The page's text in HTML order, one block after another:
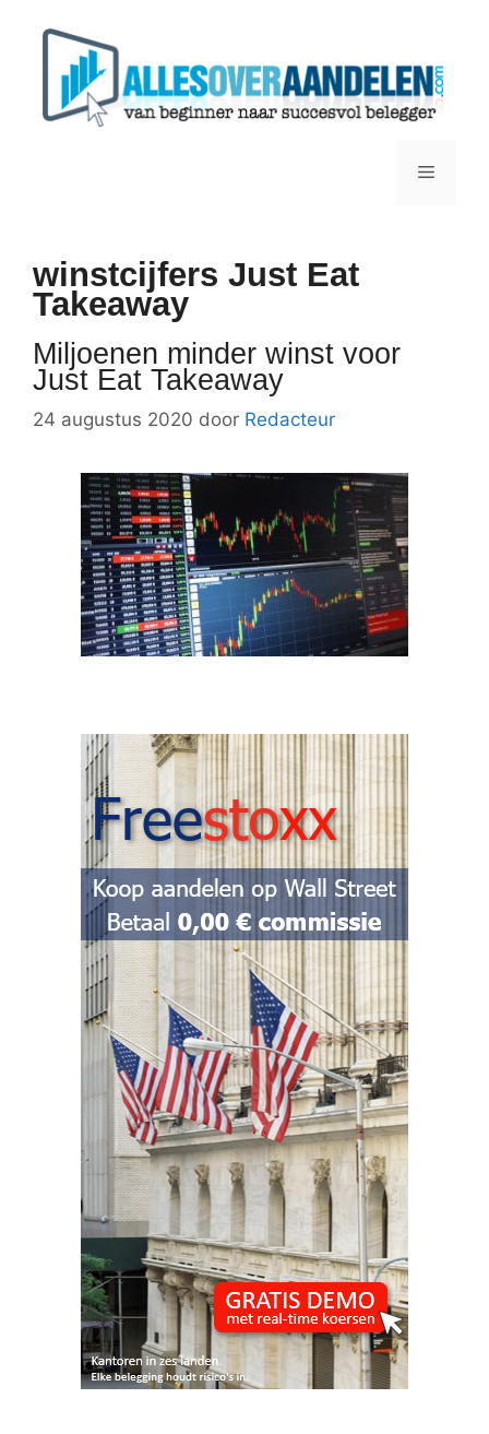
Menu
winstcijfers Just Eat
Takeaway
Miljoenen minder winst voor
Just Eat Takeaway
24 augustus 2020 door Redacteur